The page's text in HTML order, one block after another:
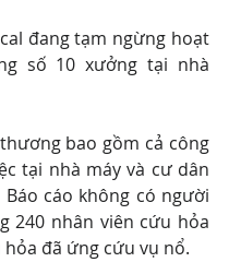
đang tạm ngừng hoạt
số 10 xưởng tại nhà
bao gồm cả công
tại nhà máy và cư dân
cáo không có người
240 nhân viên cứu hỏa
hỏa đã ứng cứu vụ nổ.